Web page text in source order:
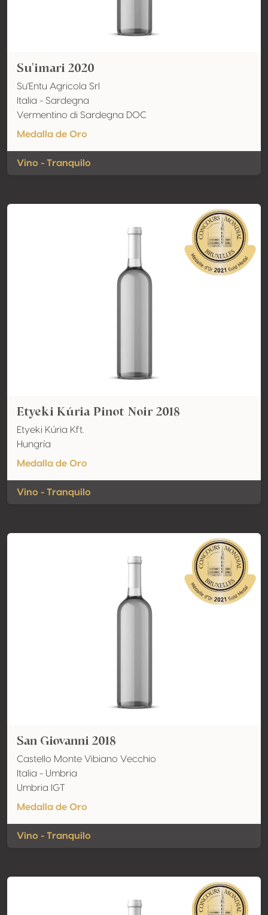
Su'imari 2020
Su'Entu Agricola Srl
Italia - Sardegna
Vermentino di Sardegna DOC
Medalla de Oro
Vino - Tranquilo
Etyeki Kúria Pinot Noir 2018
Etyeki Kúria Kft.
Hungría
Medalla de Oro
Vino - Tranquilo
San Giovanni 2018
Castello Monte Vibiano Vecchio
Italia - Umbria
Umbria IGT
Medalla de Oro
Vino - Tranquilo